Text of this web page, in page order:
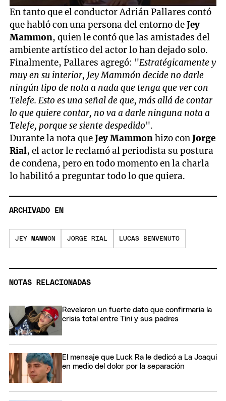
0
seconds
of
1
minute,
59
seconds
En tanto que el conductor Adrián Pallares contó
que habló con una persona del entorno deJey
Mammon, quien le contó que las amistades del
ambiente artístico del actor lo han dejado solo.
Finalmente, Pallares agregó: "Estratégicamente y
muy en su interior, Jey Mammón decide no darle
ningún tipo de nota a nada que tenga que ver con
Telefe. Esto es una señal de que, más allá de contar
lo que quiere contar, no va a darle ninguna nota a
Telefe, porque se siente despedido".
Durante la nota queJey Mammonhizo conJorge
Rial, el actor le reclamó al periodista su postura
de condena, pero en todo momento en la charla
lo habilitó a preguntar todo lo que quiera.
ARCHIVADO EN
JEY MAMMON JORGE RIAL LUCAS BENVENUTO
NOTAS RELACIONADAS
Revelaron un fuerte dato que confirmaría la
crisis total entre Tini y sus padres
El mensaje que Luck Ra le dedicó a La Joaqui
en medio del dolor por la separación